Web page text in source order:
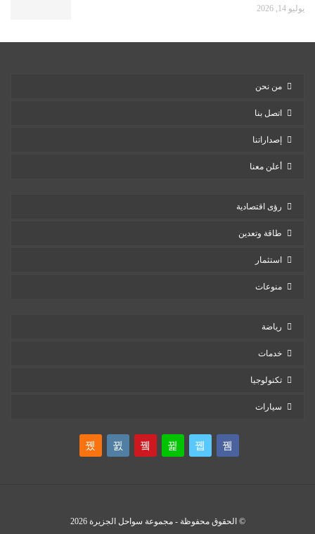
يوليو 14, 2026
من نحن
اتصل بنا
إصداراتنا
أعلن معنا
رؤى اقتصادية
طاقة وتعدين
استثمار
منوعات
رياضة
خدمات
تكنولوجيا
سيارات
© الحقوق محفوظة - مجموعة سواحل الجزيرة 2026